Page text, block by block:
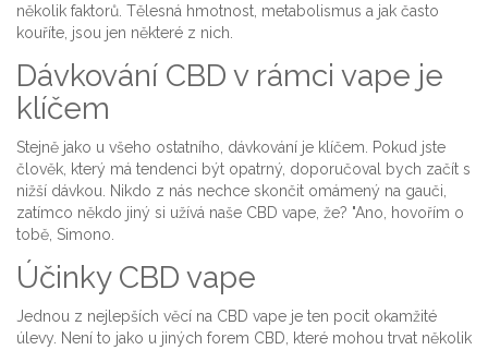
několik faktorů. Tělesná hmotnost, metabolismus a jak často
kouříte, jsou jen některé z nich.
Dávkování CBD v rámci vape je
klíčem
Stejně jako u všeho ostatního, dávkování je klíčem. Pokud jste
člověk, který má tendenci být opatrný, doporučoval bych začít s
nižší dávkou. Nikdo z nás nechce skončit omámený na gauči,
zatímco někdo jiný si užívá naše CBD vape, že? "Ano, hovořím o
tobě, Simono.
Účinky CBD vape
Jednou z nejlepších věcí na CBD vape je ten pocit okamžité
úlevy. Není to jako u jiných forem CBD, které mohou trvat několik